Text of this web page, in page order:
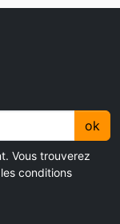
ok
Vous trouverez
conditions